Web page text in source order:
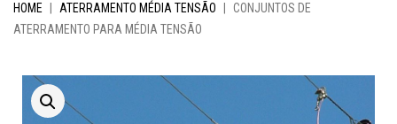
HOME ATERRAMENTO MÉDIA TENSÃO
CONJUNTOS DE
ATERRAMENTO PARA MÉDIA TENSÃO